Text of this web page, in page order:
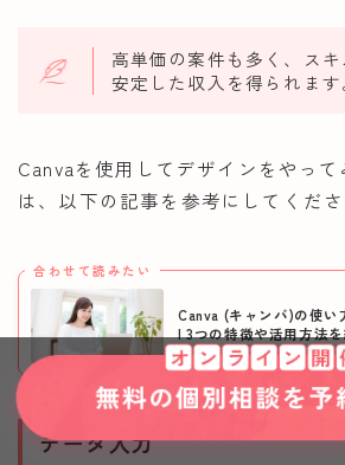
高単価の案件も多く、ス
安定した収入を得られます
Canvaを使用してデザインをやっ
は、以下の記事を参考にしてくださ
合わせて読みたい
Canva (キャンバ)の使い
| 3つの特徴や活用方法
データ入力